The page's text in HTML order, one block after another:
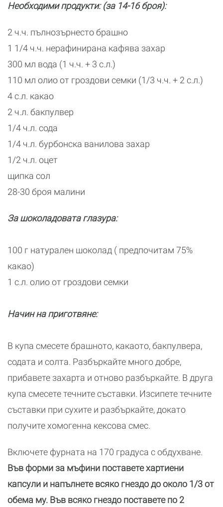
Необходими продукти: (за 14-16 броя):
2 ч.ч. пълнозърнесто брашно
1 1/4 ч.ч. нерафинирана кафява захар
300 мл вода (1 ч.ч. + 3 с.л.)
110 мл олио от гроздови семки (1/3 ч.ч. + 2 с.л.)
4 с.л. какао
2 ч.л. бакпулвер
1/4 ч.л. сода
1/4 ч.л. бурбонска ванилова захар
1/2 ч.л. оцет
щипка сол
28-30 броя малини
За шоколадовата глазура:
100 г натурален шоколад ( предпочитам 75%
какао)
1 с.л. олио от гроздови семки
Начин на приготвяне:
В купа смесете брашното, какаото, бакпулвера,
содата и солта. Разбъркайте много добре,
прибавете захарта и отново разбъркайте. В друга
купа смесете течните съставки. Изсипете течните
съставки при сухите и разбъркайте, докато
получите хомогенна кексова смес.
Включете фурната на 170 градуса с обдухване.
Във форми за мъфини поставете хартиени
капсули и напълнете всяко гнездо до около 1/3 от
обема му. Във всяко гнездо поставете по 2